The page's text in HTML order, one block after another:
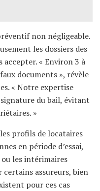
non négligeable.
les dossiers des
accepter. « Environ 3 à
documents », révèle
« Notre expertise
du bail, évitant
»
profils de locataires
en période d’essai,
les intérimaires
assureurs, bien
pour ces cas